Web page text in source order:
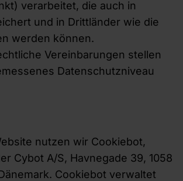
verarbeitet, die auch in
und in Drittländer wie die
werden können.
Vereinbarungen stellen
Datenschutzniveau
nutzen wir Cookiebot,
Cybot A/S, Havnegade 39, 1058
Cookiebot verwaltet